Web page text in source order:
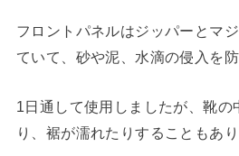
フロントパネルはジッパーとマ
ていて、砂や泥、水滴の侵入を防
1日通して使用しましたが、靴の
り、裾が濡れたりすることもあ